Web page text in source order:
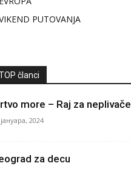
PUTOVANJA
članci
more – Raj za neplivače
2024
za decu